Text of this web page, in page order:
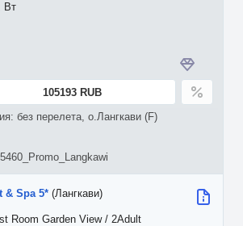
Вт
105193 RUB
без перелета, о.Лангкави (F)
& Spa 5* (Лангкави)
Room Garden View / 2Adult